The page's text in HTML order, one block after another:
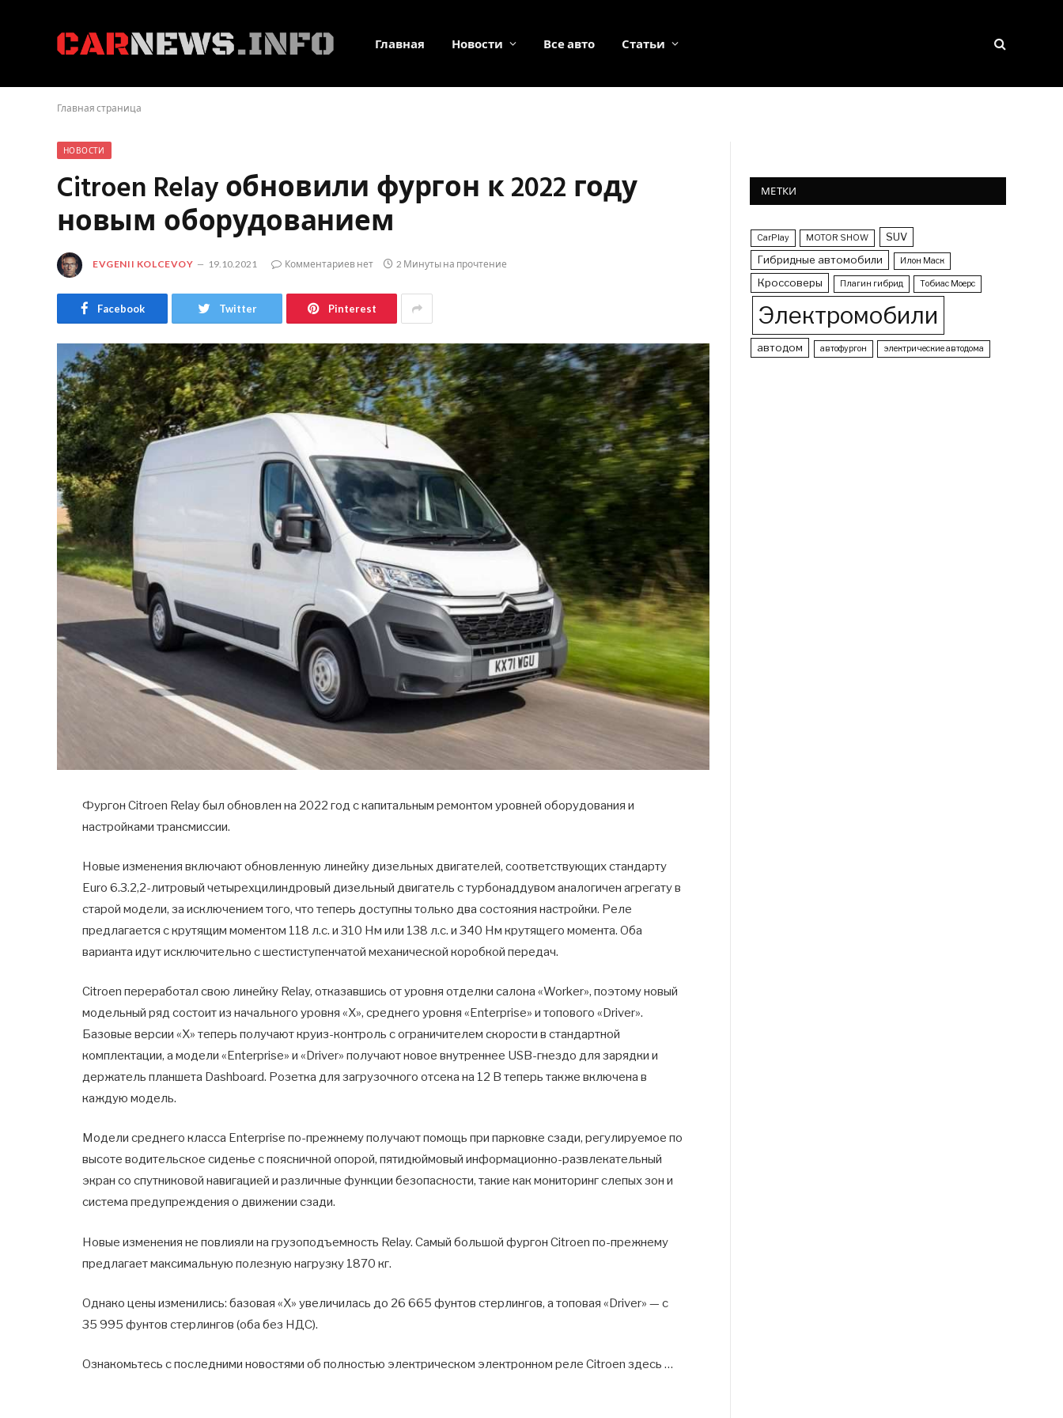
Главная Новости Все авто Статьи
Главная страница
НОВОСТИ
Citroen Relay обновили фургон к 2022 году
новым оборудованием
EVGENII KOLCEVOY 19.10.2021 Комментариев нет 2 Минуты на прочтение
Facebook Twitter Pinterest
Фургон Citroen Relay был обновлен на 2022 год с капитальным ремонтом уровней оборудования и
настройками трансмиссии.
Новые изменения включают обновленную линейку дизельных двигателей, соответствующих стандарту
Euro 6.3.2,2-литровый четырехцилиндровый дизельный двигатель с турбонаддувом аналогичен агрегату в
старой модели, за исключением того, что теперь доступны только два состояния настройки. Реле
предлагается с крутящим моментом 118 л.с. и 310 Нм или 138 л.с. и 340 Нм крутящего момента. Оба
варианта идут исключительно с шестиступенчатой ​​механической коробкой передач.
Citroen переработал свою линейку Relay, отказавшись от уровня отделки салона «Worker», поэтому новый
модельный ряд состоит из начального уровня «X», среднего уровня «Enterprise» и топового «Driver».
Базовые версии «X» теперь получают круиз-контроль с ограничителем скорости в стандартной
комплектации, а модели «Enterprise» и «Driver» получают новое внутреннее USB-гнездо для зарядки и
держатель планшета Dashboard. Розетка для загрузочного отсека на 12 В теперь также включена в
каждую модель.
Модели среднего класса Enterprise по-прежнему получают помощь при парковке сзади, регулируемое по
высоте водительское сиденье с поясничной опорой, пятидюймовый информационно-развлекательный
экран со спутниковой навигацией и различные функции безопасности, такие как мониторинг слепых зон и
система предупреждения о движении сзади.
Новые изменения не повлияли на грузоподъемность Relay. Самый большой фургон Citroen по-прежнему
предлагает максимальную полезную нагрузку 1870 кг.
Однако цены изменились: базовая «X» увеличилась до 26 665 фунтов стерлингов, а топовая «Driver» — с
35 995 фунтов стерлингов (оба без НДС).
Ознакомьтесь с последними новостями об полностью электрическом электронном реле Citroen здесь …
МЕТКИ
CarPlay MOTOR SHOW
SUV
Гибридные автомобили
Илон Маск
Кроссоверы Плагин гибрид Тобиас Моерс
Электромобили
автодом автофургон электрические автодома